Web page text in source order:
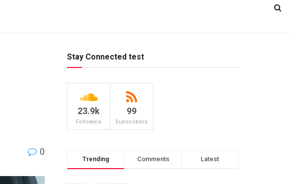
0
Stay Connected test
23.9k
Followers
99
Subscribers
Trending Comments Latest